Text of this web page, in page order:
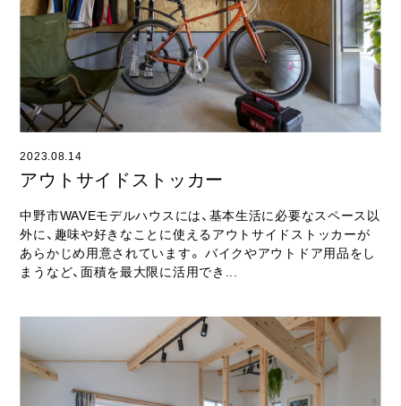
2023.08.14
アウトサイドストッカー
中野市WAVEモデルハウスには、基本生活に必要なスペース以
外に、趣味や好きなことに使えるアウトサイドストッカーが
あらかじめ用意されています。 バイクやアウトドア用品をし
まうなど、面積を最大限に活用でき...